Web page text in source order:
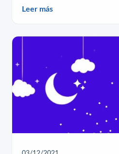
Leer más